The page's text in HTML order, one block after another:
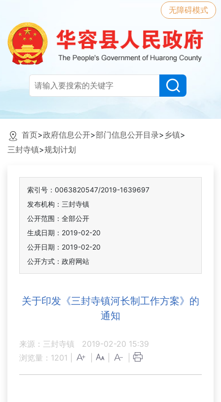
无障碍模式
首页>政府信息公开>部门信息公开目录> 乡镇>
三封寺镇>规划计划
索引号：0063820547/2019-1639697
发布机构：三封寺镇
公开范围：全部公开
生成日期：2019-02-20
公开日期：2019-02-20
公开方式：政府网站
关于印发《三封寺镇河长制工作方案》的
通知
来源：三封寺镇
2019-02-20 15:39
浏览量： 1201